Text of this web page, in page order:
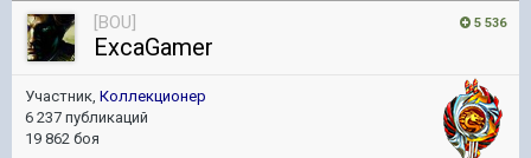
5 536
[BOU]
ExcaGamer
Участник, Коллекционер
6 237 публикаций
19 862 боя